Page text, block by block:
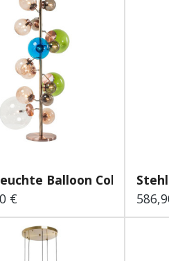
Balloon Colore...
Preis:
€